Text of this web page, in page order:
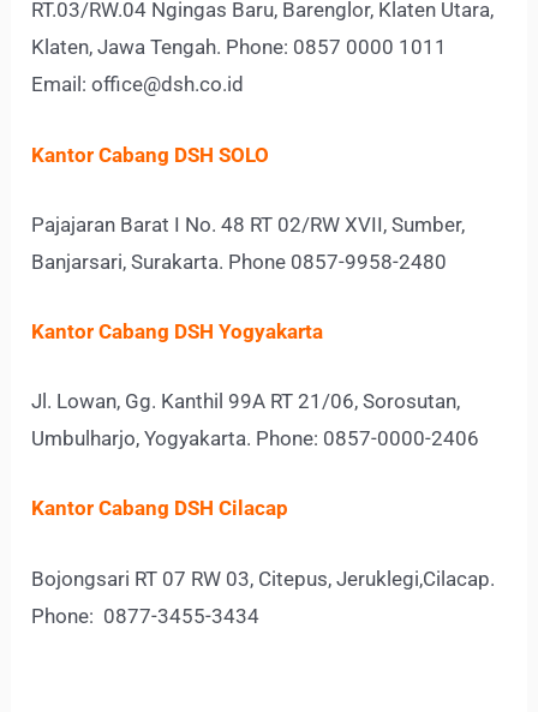
RT.03/RW.04 Ngingas Baru, Barenglor, Klaten Utara,
Klaten, Jawa Tengah. Phone: 0857 0000 1011
Email: office@dsh.co.id
Kantor Cabang DSH SOLO
Pajajaran Barat I No. 48 RT 02/RW XVII, Sumber,
Banjarsari, Surakarta. Phone 0857-9958-2480
Kantor Cabang DSH Yogyakarta
Jl. Lowan, Gg. Kanthil 99A RT 21/06, Sorosutan,
Umbulharjo, Yogyakarta. Phone: 0857-0000-2406
Kantor Cabang DSH Cilacap
Bojongsari RT 07 RW 03, Citepus, Jeruklegi,Cilacap.
Phone: 0877-3455-3434